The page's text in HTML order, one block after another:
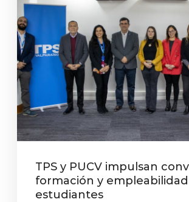
TPS y PUCV impulsan
formación y
estudiantes